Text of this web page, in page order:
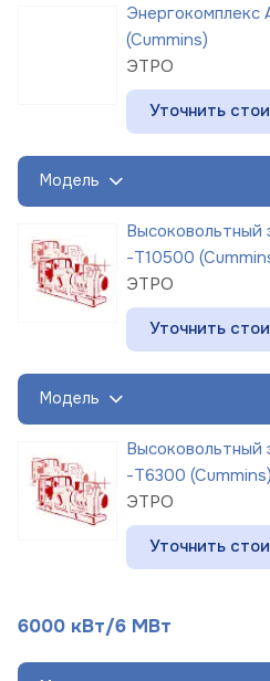
(Cummins)
ЭТРО
Уточнить
Модель
-Т10500
ЭТРО
Уточнить
Модель
-Т6300 (Cummins)
ЭТРО
Уточнить
6000 кВт/6 МВт